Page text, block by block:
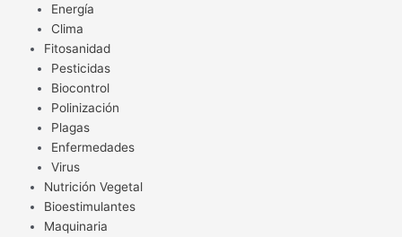
Energía
Clima
Fitosanidad
Pesticidas
Biocontrol
Polinización
Plagas
Enfermedades
Virus
Nutrición Vegetal
Bioestimulantes
Maquinaria